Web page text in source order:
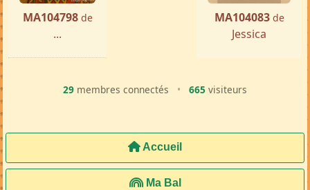
MA104798 de
...
MA104083 de
Jessica
29 membres connectés • 665 visiteurs
Accueil
Ma Bal